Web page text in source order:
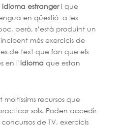
idioma estrangeri que
en qüestió a les
però, s’està produint un
més exercicis de
de text que fan que els
en l’idioma que estan
recursos que
sols. Poden accedir
de TV, exercicis